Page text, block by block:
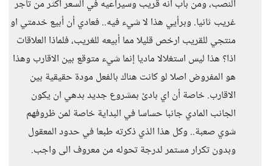
النصب، ومن باب انه قريب وسيراعيه في السعر اكثر من تاجر
غريب ثانيا. وبرأيي هذا لا شيء فيه.. فعادي أن أبيع خدمتي او
منتجي للقريب ارخص قليلا مما أبيعه للغريب، فلماذا العلاقات
اذا؟ هذا ليس استغلالا ماديا إنما شيء متوقع بين الاقارب وهذا
هو المفروض اصلا لو كانت هناك بالفعل مودة حقيقية بين
الاقارب. خاصة أن اي بادئ بمشروع جديد بدهي ان يكون
الجانب المادي جانبا حساسا في البداية خاصة لمن ظروفهم
شوي صعبة.. وكل هذا الذي ذكرته طبعا في حدود المعقول
وبدون تكرار مستمر لدرجة تحوله من معروف الى واجب.